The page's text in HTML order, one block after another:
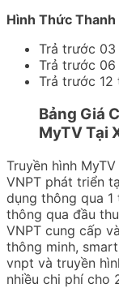
Hình Thức Thanh
Trả trước 03
Trả trước 06
Trả trước 12
Bảng Giá
MyTV Tại
Truyền hình
VNPT phát triển
dụng thông qua
thông qua đầu
VNPT cung cấp
thông minh,
vnpt và truyền
nhiều chi phí cho